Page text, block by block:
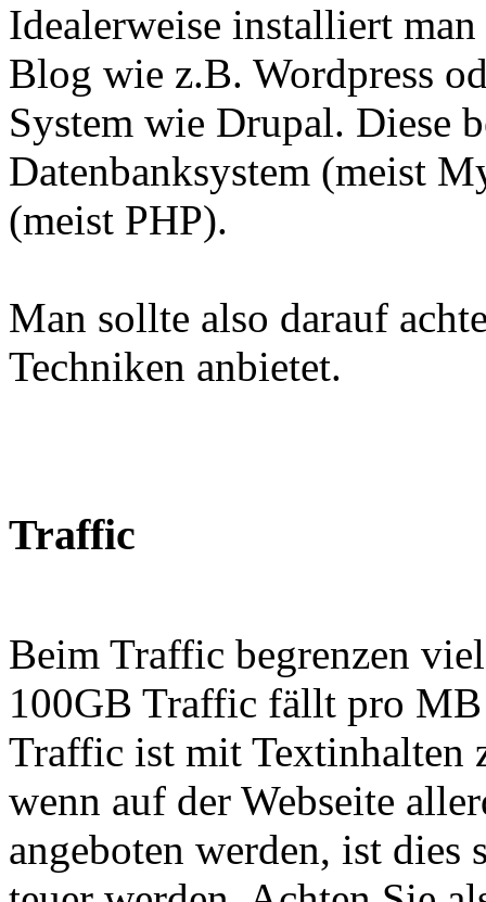
Idealerweise installiert
Blog wie z.B. Wordpress
System wie Drupal. Diese
Datenbanksystem (meist
(meist PHP).
Man sollte also darauf
Techniken anbietet.
Traffic
Beim Traffic begrenzen
100GB Traffic fällt pro MB
Traffic ist mit Textinhalten
wenn auf der Webseite
angeboten werden, ist dies